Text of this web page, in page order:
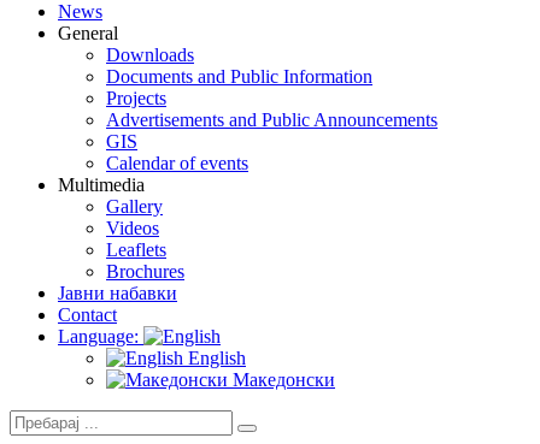
News
General
Downloads
Documents and Public Information
Projects
Advertisements and Public Announcements
GIS
Calendar of events
Multimedia
Gallery
Videos
Leaflets
Brochures
Јавни набавки
Contact
Language:
English
Македонски